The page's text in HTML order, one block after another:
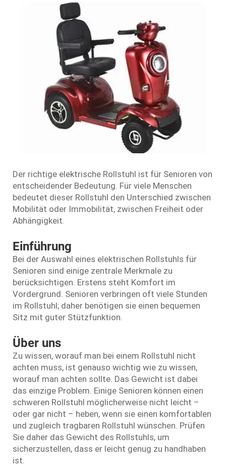
Der richtige elektrische Rollstuhl ist für Senioren von
entscheidender Bedeutung. Für viele Menschen
bedeutet dieser Rollstuhl den Unterschied zwischen
Mobilität oder Immobilität, zwischen Freiheit oder
Abhängigkeit.
Einführung
Bei der Auswahl eines elektrischen Rollstuhls für
Senioren sind einige zentrale Merkmale zu
berücksichtigen. Erstens steht Komfort im
Vordergrund. Senioren verbringen oft viele Stunden
im Rollstuhl; daher benötigen sie einen bequemen
Sitz mit guter Stützfunktion.
Über uns
Zu wissen, worauf man bei einem Rollstuhl nicht
achten muss, ist genauso wichtig wie zu wissen,
worauf man achten sollte. Das Gewicht ist dabei
das einzige Problem. Einige Senioren können einen
schweren Rollstuhl möglicherweise nicht leicht –
oder gar nicht – heben, wenn sie einen komfortablen
und zugleich tragbaren Rollstuhl wünschen. Prüfen
Sie daher das Gewicht des Rollstuhls, um
sicherzustellen, dass er leicht genug zu handhaben
ist.